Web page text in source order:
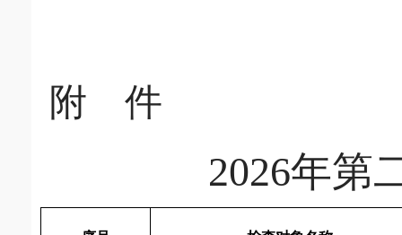
附 件
2026年第